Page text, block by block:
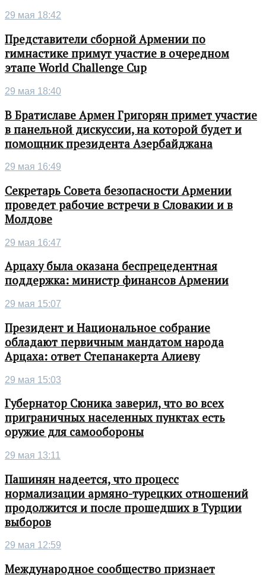
29 мая 18:42
Представители сборной Армении по
гимнастике примут участие в очередном
этапе World Challenge Cup
29 мая 18:40
В Братиславе Армен Григорян примет участие
в панельной дискуссии, на которой будет и
помощник президента Азербайджана
29 мая 16:49
Секретарь Совета безопасности Армении
проведет рабочие встречи в Словакии и в
Молдове
29 мая 16:47
Арцаху была оказана беспрецедентная
поддержка: министр финансов Армении
29 мая 15:07
Президент и Национальное собрание
обладают первичным мандатом народа
Арцаха: ответ Степанакерта Алиеву
29 мая 15:03
Губернатор Сюника заверил, что во всех
приграничных населенных пунктах есть
оружие для самообороны
29 мая 13:11
Пашинян надеется, что процесс
нормализации армяно-турецких отношений
продолжится и после прошедших в Турции
выборов
29 мая 12:59
Международное сообщество признает